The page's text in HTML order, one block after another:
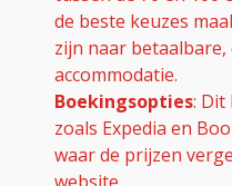
de beste keuzes
zijn naar
accommodatie.
Boekingsopties: Dit
zoals Expedia en
waar de prijzen